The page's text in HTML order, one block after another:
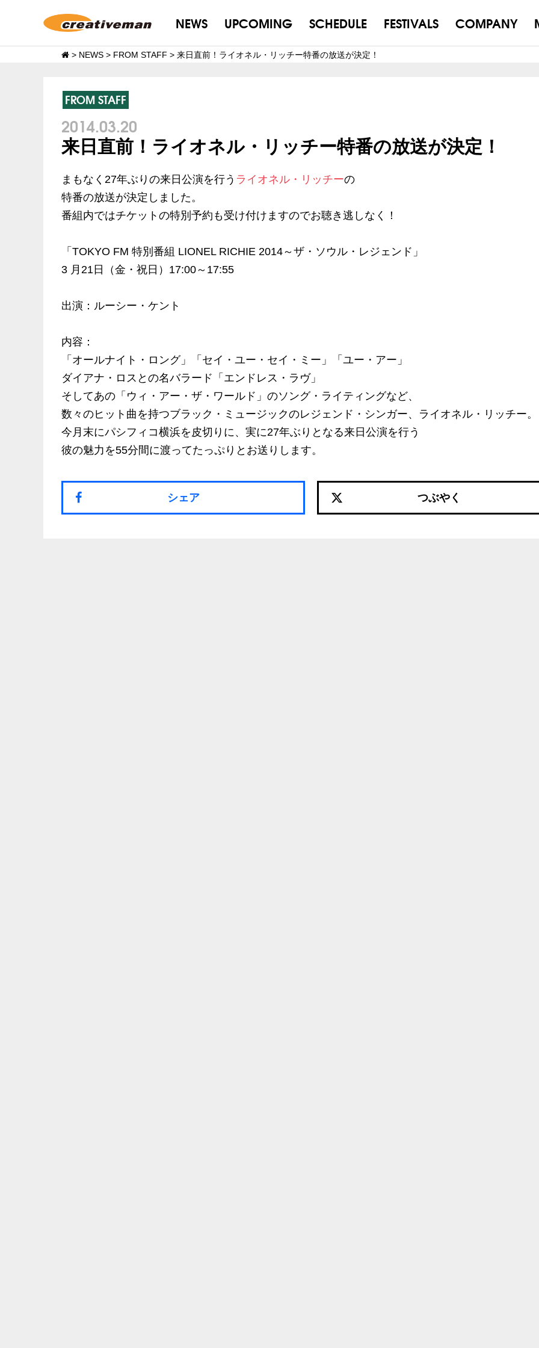
NEWS UPCOMING SCHEDULE FESTIVALS COMPANY
> NEWS > FROM STAFF > 来日直前！ライオネル・リッチー特番の放送が決定！
FROM STAFF
2014.03.20
来日直前！ライオネル・リッチー特番の放送が決定！
まもなく27年ぶりの来日公演を行う ライオネル・リッチーの
特番の放送が決定しました。
番組内ではチケットの特別予約も受け付けますのでお聴き逃しなく！
「TOKYO FM 特別番組 LIONEL RICHIE 2014～ザ・ソウル・レジェンド」
3 月21日（金・祝日）17:00～17:55
出演：ルーシー・ケント
内容：
「オールナイト・ロング」「セイ・ユー・セイ・ミー」「ユー・アー」
ダイアナ・ロスとの名バラード「エンドレス・ラヴ」
そしてあの「ウィ・アー・ザ・ワールド」のソング・ライティングなど、
数々のヒット曲を持つブラック・ミュージックのレジェンド・シンガー、ライオネル・リッチー。
今月末にパシフィコ横浜を皮切りに、実に27年ぶりとなる来日公演を行う
彼の魅力を55分間に渡ってたっぷりとお送りします。
シェア つぶやく